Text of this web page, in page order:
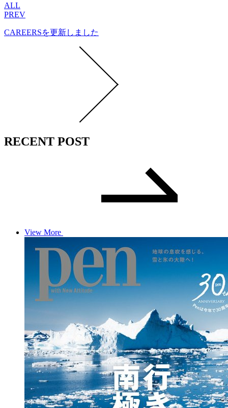
ALL
PREV
CAREERSを更新しました
RECENT POST
View More